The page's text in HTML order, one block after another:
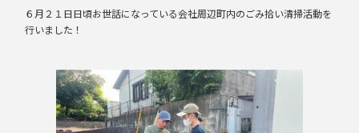
６月２１日日頃お世話になっている会社周辺町内のごみ拾い清掃活動を
行いました！